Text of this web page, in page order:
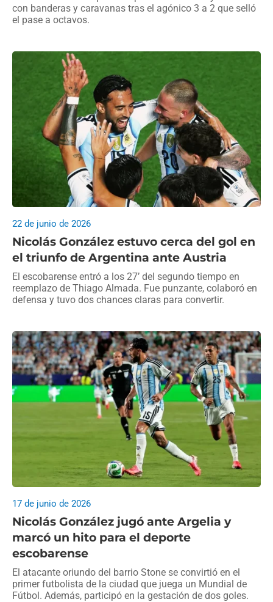
con banderas y caravanas tras el agónico 3 a 2 que selló
el pase a octavos.
Nicolás González estuvo cerca del gol en
el triunfo de Argentina ante Austria
22 de junio de 2026
El escobarense entró a los 27’ del segundo tiempo en
reemplazo de Thiago Almada. Fue punzante, colaboró en
defensa y tuvo dos chances claras para convertir.
Nicolás González jugó ante Argelia y
marcó un hito para el deporte
escobarense
17 de junio de 2026
El atacante oriundo del barrio Stone se convirtió en el
primer futbolista de la ciudad que juega un Mundial de
Fútbol. Además, participó en la gestación de dos goles.